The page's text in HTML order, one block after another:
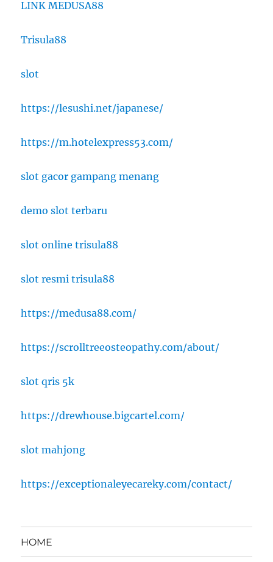
LINK MEDUSA88
Trisula88
slot
https://lesushi.net/japanese/
https://m.hotelexpress53.com/
slot gacor gampang menang
demo slot terbaru
slot online trisula88
slot resmi trisula88
https://medusa88.com/
https://scrolltreeosteopathy.com/about/
slot qris 5k
https://drewhouse.bigcartel.com/
slot mahjong
https://exceptionaleyecareky.com/contact/
HOME